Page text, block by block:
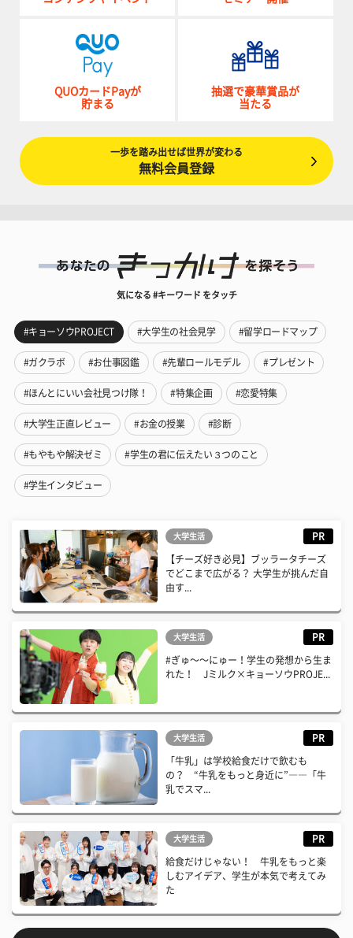
QUOカードPayが
貯まる
抽選で豪華賞品が
当たる
一歩を踏み出せば世界が変わる
無料会員登録
気になる #キーワード をタッチ
#キョーソウPROJECT #大学生の社会見学 #留学ロードマップ
#ガクラボ #お仕事図鑑 #先輩ロールモデル #プレゼント
#ほんとにいい会社見つけ隊！ #特集企画 #恋愛特集
#大学生正直レビュー #お金の授業 #診断
#もやもや解決ゼミ #学生の君に伝えたい３つのこと
#学生インタビュー
大学生活 PR
【チーズ好き必見】ブッラータチーズ
でどこまで広がる？ 大学生が挑んだ自
由す...
大学生活 PR
#ぎゅ〜〜にゅー！学生の発想から生ま
れた！ Jミルク×キョーソウPROJE...
大学生活 PR
「牛乳」は学校給食だけで飲むも
の？ “牛乳をもっと身近に”――「牛
乳でスマ...
大学生活 PR
給食だけじゃない！ 牛乳をもっと楽
しむアイデア、学生が本気で考えてみ
た